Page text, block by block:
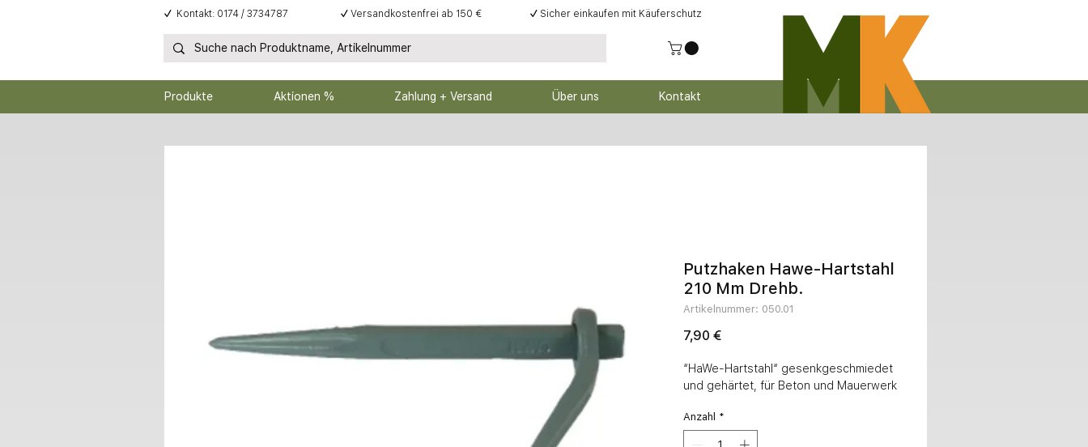
Produkte Aktionen % Zahlung + Versand Über uns Kontakt
✓ Kontakt: 0174 / 3734787 ✓ Versandkostenfrei ab 150 € ✓ Sicher einkaufen mit Käuferschutz
Putzhaken Hawe-Hartstahl
210 Mm Drehb.
Artikelnummer: 050.01
7,90 €Preis
“HaWe-Hartstahl“ gesenkgeschmiedet
und gehärtet, für Beton und Mauerwerk
Anzahl *